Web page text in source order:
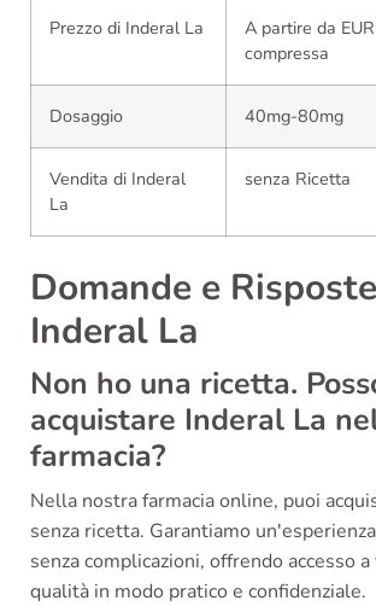
Prezzo di Inderal La
A partire da
compressa
Dosaggio 40mg-80mg
Vendita di Inderal
La
senza Ricetta
Domande e
Inderal La
Non ho una ricetta.
acquistare Inderal La
farmacia?
Nella nostra farmacia online, puoi
senza ricetta. Garantiamo
senza complicazioni, offrendo accesso
qualità in modo pratico e confidenziale.